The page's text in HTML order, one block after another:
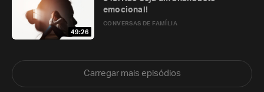
49:26
CONVERSAS DE FAMÍLIA
emocional!
Carregar mais episódios